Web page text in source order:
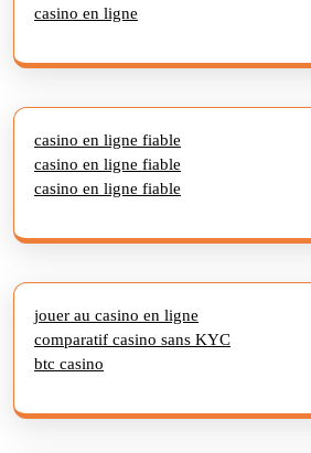
casino en ligne
casino en ligne fiable
casino en ligne fiable
casino en ligne fiable
jouer au casino en ligne
comparatif casino sans KYC
btc casino